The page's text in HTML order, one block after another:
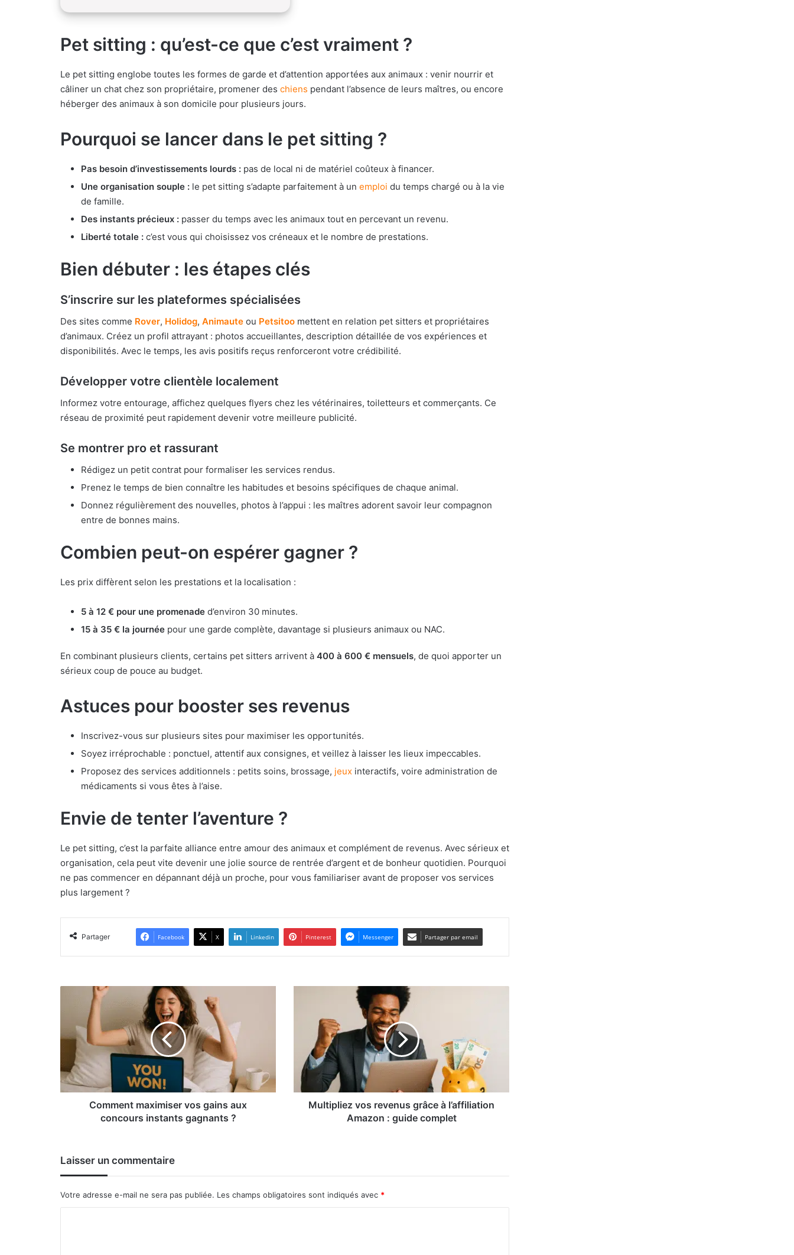
Pet sitting : qu’est-ce que c’est vraiment ?
Le pet sitting englobe toutes les formes de garde et d’attention apportées aux animaux : venir nourrir et
câliner un chat chez son propriétaire, promener des chiens pendant l’absence de leurs maîtres, ou encore
héberger des animaux à son domicile pour plusieurs jours.
Pourquoi se lancer dans le pet sitting ?
Pas besoin d’investissements lourds : pas de local ni de matériel coûteux à financer.
Une organisation souple : le pet sitting s’adapte parfaitement à un emploi du temps chargé ou à la vie
de famille.
Des instants précieux : passer du temps avec les animaux tout en percevant un revenu.
Liberté totale : c’est vous qui choisissez vos créneaux et le nombre de prestations.
Bien débuter : les étapes clés
S’inscrire sur les plateformes spécialisées
Des sites comme Rover, Holidog, Animaute ou Petsitoo mettent en relation pet sitters et propriétaires
d’animaux. Créez un profil attrayant : photos accueillantes, description détaillée de vos expériences et
disponibilités. Avec le temps, les avis positifs reçus renforceront votre crédibilité.
Développer votre clientèle localement
Informez votre entourage, affichez quelques flyers chez les vétérinaires, toiletteurs et commerçants. Ce
réseau de proximité peut rapidement devenir votre meilleure publicité.
Se montrer pro et rassurant
Rédigez un petit contrat pour formaliser les services rendus.
Prenez le temps de bien connaître les habitudes et besoins spécifiques de chaque animal.
Donnez régulièrement des nouvelles, photos à l’appui : les maîtres adorent savoir leur compagnon
entre de bonnes mains.
Combien peut-on espérer gagner ?
Les prix diffèrent selon les prestations et la localisation :
5 à 12 € pour une promenade d’environ 30 minutes.
15 à 35 € la journée pour une garde complète, davantage si plusieurs animaux ou NAC.
En combinant plusieurs clients, certains pet sitters arrivent à 400 à 600 € mensuels, de quoi apporter un
sérieux coup de pouce au budget.
Astuces pour booster ses revenus
Inscrivez-vous sur plusieurs sites pour maximiser les opportunités.
Soyez irréprochable : ponctuel, attentif aux consignes, et veillez à laisser les lieux impeccables.
Proposez des services additionnels : petits soins, brossage, jeux interactifs, voire administration de
médicaments si vous êtes à l’aise.
Envie de tenter l’aventure ?
Le pet sitting, c’est la parfaite alliance entre amour des animaux et complément de revenus. Avec sérieux et
organisation, cela peut vite devenir une jolie source de rentrée d’argent et de bonheur quotidien. Pourquoi
ne pas commencer en dépannant déjà un proche, pour vous familiariser avant de proposer vos services
plus largement ?
Partager Facebook X Linkedin Pinterest Messenger Partager par email
Comment
maximiser
gains
aux
concours
instants
gagnants
?
Comment maximiser vos gains aux
concours instants gagnants ?
revenus
l’affiliation
Amazon
guide
completMultipliez vos revenus grâce à l’affiliation
Amazon : guide complet
Laisser un commentaire
Votre adresse e-mail ne sera pas publiée. Les champs obligatoires sont indiqués avec *